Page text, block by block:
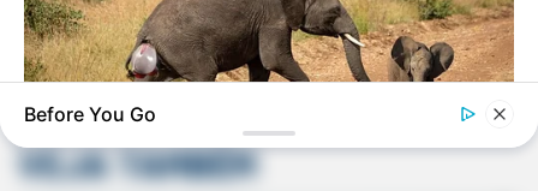
VEJA TAMBÉM
Before You Go